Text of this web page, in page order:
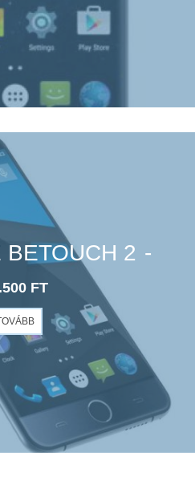
BETOUCH 2
FT